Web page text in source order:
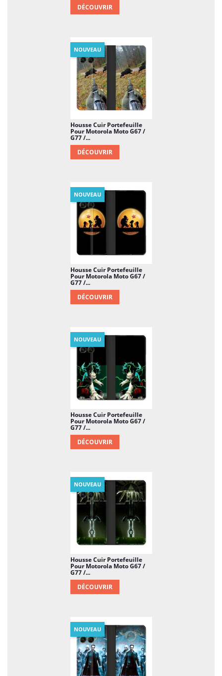
DÉCOUVRIR
Housse Cuir Portefeuille
Pour Motorola Moto G67 /
G77 /...
DÉCOUVRIR
NOUVEAU
Housse Cuir Portefeuille
Pour Motorola Moto G67 /
G77 /...
DÉCOUVRIR
NOUVEAU
Housse Cuir Portefeuille
Pour Motorola Moto G67 /
G77 /...
DÉCOUVRIR
NOUVEAU
Housse Cuir Portefeuille
Pour Motorola Moto G67 /
G77 /...
DÉCOUVRIR
NOUVEAU
NOUVEAU